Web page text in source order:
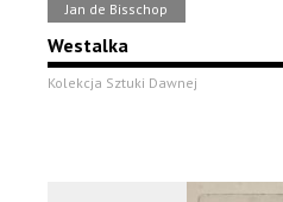
Jan de Bisschop
Westalka
Kolekcja Sztuki Dawnej